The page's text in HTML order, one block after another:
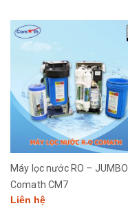
Máy lọc nước RO – JUMBO
Comath CM7
Liên hệ